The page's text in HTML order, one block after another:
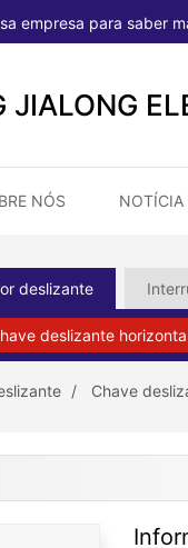
empresa para saber
JIALONG
NÓS NOTÍCIA
deslizante
deslizante
Chave